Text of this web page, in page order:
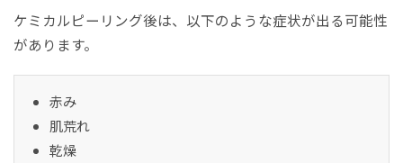
ケミカルピーリング後は、以下のような症状が出る可能性
があります。
赤み
肌荒れ
乾燥